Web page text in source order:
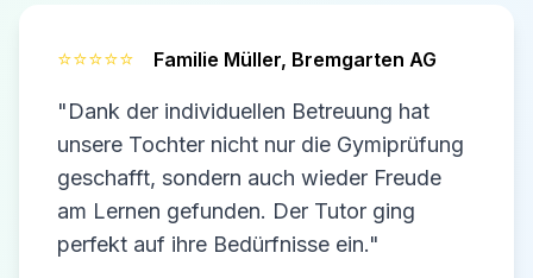
⭐⭐⭐⭐⭐ Familie Müller, Bremgarten AG
"Dank der individuellen Betreuung hat
unsere Tochter nicht nur die Gymiprüfung
geschafft, sondern auch wieder Freude
am Lernen gefunden. Der Tutor ging
perfekt auf ihre Bedürfnisse ein."